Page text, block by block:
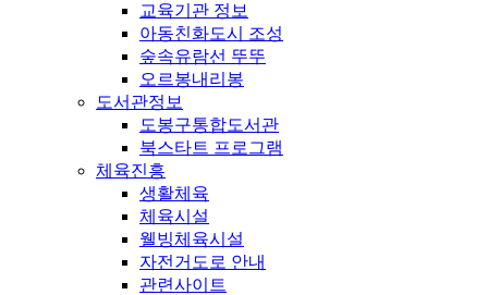
교육기관 정보
아동친화도시 조성
숲속유람선 뚜뚜
오르봉내리봉
도서관정보
도봉구통합도서관
북스타트 프로그램
체육진흥
생활체육
체육시설
웰빙체육시설
자전거도로 안내
관련사이트